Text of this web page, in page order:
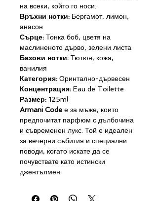
на всеки, който го носи.
Връхни нотки: Бергамот, лимон,
анасон
Сърце: Тонка боб, цветя на
маслиненото дърво, зелени листа
Базови нотки: Тютюн, кожа,
ванилия
Категория: Оринтално-дървесен
Концентрация: Eau de Toilette
Размер: 125ml
Armani Code е за мъже, които
предпочитат парфюм с дълбочина
и съвременен лукс. Той е идеален
за вечерни събития и специални
поводи, когато искате да се
почувствате като истински
джентълмен.